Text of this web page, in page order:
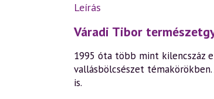
Leírás
Váradi Tibor
1995 óta több mint kilencszáz
vallásbölcsészet
is.